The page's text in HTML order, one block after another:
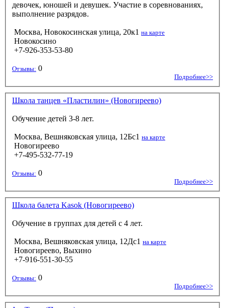
девочек, юношей и девушек. Участие в соревнованиях,
выполнение разрядов.
Москва, Новокосинская улица, 20к1 на карте
Новокосино
+7-926-353-53-80
Отзывы: 0
Подробнее>>
Школа танцев «Пластилин» (Новогиреево)
Обучение детей 3-8 лет.
Москва, Вешняковская улица, 12Бс1 на карте
Новогиреево
+7-495-532-77-19
Отзывы: 0
Подробнее>>
Школа балета Kasok (Новогиреево)
Обучение в группах для детей с 4 лет.
Москва, Вешняковская улица, 12Дс1 на карте
Новогиреево, Выхино
+7-916-551-30-55
Отзывы: 0
Подробнее>>